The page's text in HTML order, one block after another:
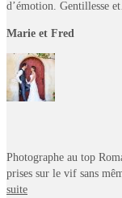
d’émotion. Gentillesse
Marie et Fred
Photographe au top
prises sur le vif sans
suite